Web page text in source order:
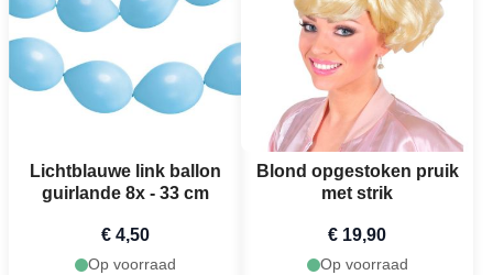
Lichtblauwe link ballon
guirlande 8x - 33 cm
€ 4,50
Op voorraad
Blond opgestoken pruik
met strik
€ 19,90
Op voorraad